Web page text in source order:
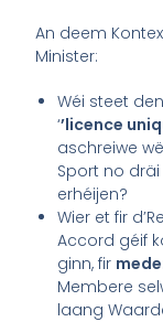
An deem
Minister:
Wéi steet
‘’licence
aschreiwe
Sport no
erhéijen?
Wier et fir
Accord géif
ginn, fir
Membere
laang